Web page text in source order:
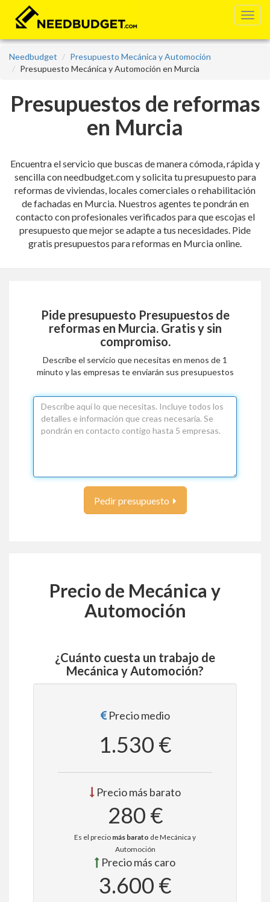
Needbudget
Presupuesto Mecánica y Automoción
Presupuesto Mecánica y Automoción en Murcia
Presupuestos de reformas
en Murcia
Encuentra el servicio que buscas de manera cómoda, rápida y
sencilla con needbudget.com y solicita tu presupuesto para
reformas de viviendas, locales comerciales o rehabilitación
de fachadas en Murcia. Nuestros agentes te pondrán en
contacto con profesionales verificados para que escojas el
presupuesto que mejor se adapte a tus necesidades. Pide
gratis presupuestos para reformas en Murcia online.
Pide presupuesto Presupuestos de
reformas en Murcia. Gratis y sin
compromiso.
Describe el servicio que necesitas en menos de 1
minuto y las empresas te enviarán sus presupuestos
Pedir presupuesto
Precio de Mecánica y
Automoción
¿Cuánto cuesta un trabajo de
Mecánica y Automoción?
Precio medio
1.530 €
Precio más barato
280 €
Es el precio más barato de Mecánica y
Automoción
Precio más caro
3.600 €